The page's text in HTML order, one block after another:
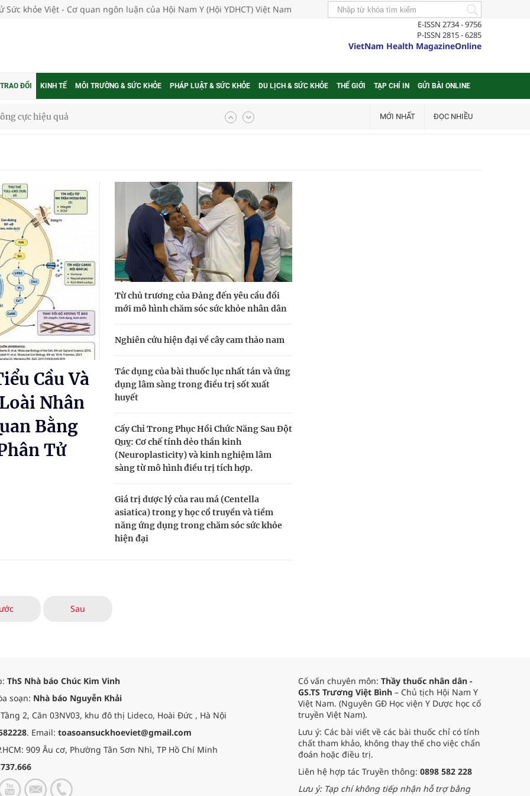
Sức khỏe Việt - Cơ quan ngôn luận của Hội Nam Y (Hội YDHCT) Việt Nam
E-ISSN 2734 - 9756
P-ISSN 2815 - 6285
VietNam Health MagazineOnline
ĐỔI KINH TẾ MÔI TRƯỜNG & SỨC KHỎE PHÁP LUẬT & SỨC KHỎE DU LỊCH & SỨC KHỎE THẾ GIỚI TẠP CHÍ IN GỬI BÀI ONLINE
cực hiệu quả
thực tế
ung thư
Máu Của Các Loài Nhân Sâm (Panax Spp.): Tổng
quốc
mới của Việt Nam
khám sàng lọc cho người dân
MỚI NHẤT ĐỌC NHIỀU
Cầu Và
Nhân
Bằng
Tử
Từ chủ trương của Đảng đến yêu cầu đổi
mới mô hình chăm sóc sức khỏe nhân dân
Nghiên cứu hiện đại về cây cam thảo nam
Tác dụng của bài thuốc lục nhất tán và ứng
dụng lâm sàng trong điều trị sốt xuất
huyết
Cấy Chỉ Trong Phục Hồi Chức Năng Sau Đột
Quỵ: Cơ chế tính dẻo thần kinh
(Neuroplasticity) và kinh nghiệm lâm
sàng từ mô hình điều trị tích hợp.
Giá trị dược lý của rau má (Centella
asiatica) trong y học cổ truyền và tiềm
năng ứng dụng trong chăm sóc sức khỏe
hiện đại
Sau
ThS Nhà báo Chúc Kim Vinh
soạn: Nhà báo Nguyễn Khải
2, Căn 03NV03, khu đô thị Lideco, Hoài Đức , Hà Nội
. Email: toasoansuckhoeviet@gmail.com
909 Âu cơ, Phường Tân Sơn Nhì, TP Hồ Chí Minh
Cố vấn chuyên môn: Thầy thuốc nhân dân -
GS.TS Trương Việt Bình – Chủ tịch Hội Nam Y
Việt Nam. (Nguyên GĐ Học viện Y Dược học cổ
truyền Việt Nam).
Lưu ý: Các bài viết về các bài thuốc chỉ có tính
chất tham khảo, không thay thế cho việc chẩn
đoán hoặc điều trị.
Liên hệ hợp tác Truyền thông: 0898 582 228
Lưu ý: Tạp chí không tiếp nhận hỗ trợ bằng